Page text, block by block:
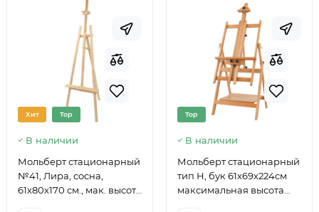
Хит Top
В наличии
Мольберт стационарный
№41, Лира, сосна,
61х80х170 см., мак. высота
Top
В наличии
Мольберт стационарный
тип Н, бук 61x69x224см
максимальная высота